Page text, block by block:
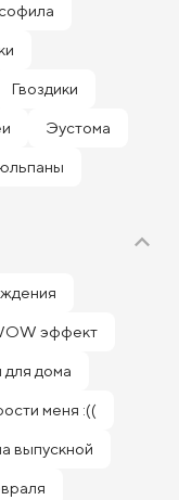
Гвоздики
Эустома
эффект
дома
меня :((
выпускной